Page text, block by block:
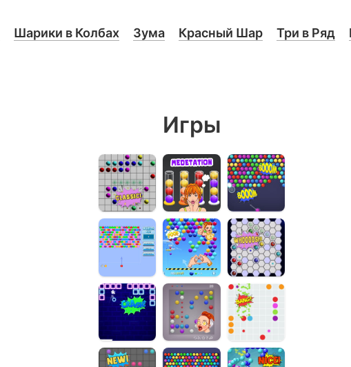
Шарики в Колбах Зума Красный Шар Три в Ряд
Игры